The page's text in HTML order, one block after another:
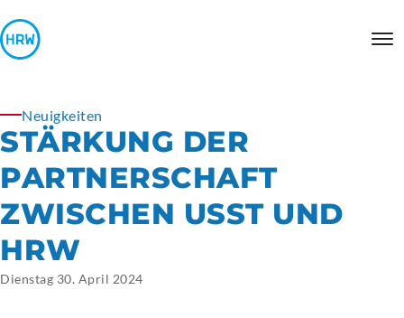
Neuigkeiten
STÄRKUNG DER
PARTNERSCHAFT
ZWISCHEN USST UND
HRW
Dienstag 30. April 2024